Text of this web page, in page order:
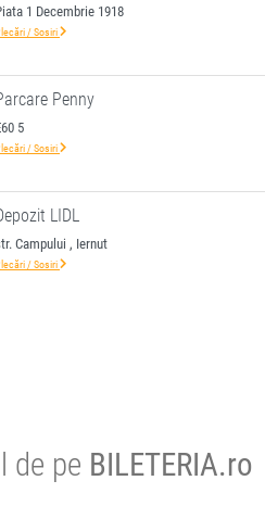
1 Decembrie 1918
/ Sosiri
Penny
5
/ Sosiri
LIDL
Campului , Iernut
/ Sosiri
de pe BILETERIA.ro